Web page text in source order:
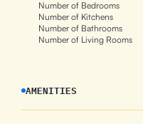
Number of Bedrooms
Number of Kitchens
Number of Bathrooms
Number of Living Rooms
AMENITIES